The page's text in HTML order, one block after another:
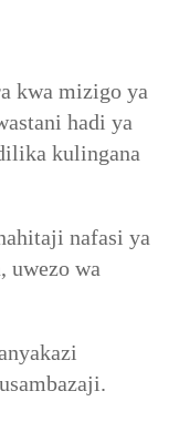
kwa mizigo ya
hadi ya
kulingana
nafasi ya
uwezo wa